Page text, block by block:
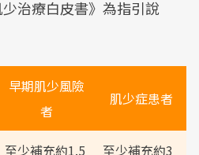
治療白皮書》為指引說
早期肌少風險
者
肌少症患者
至少補充約1.5
至少補充約3